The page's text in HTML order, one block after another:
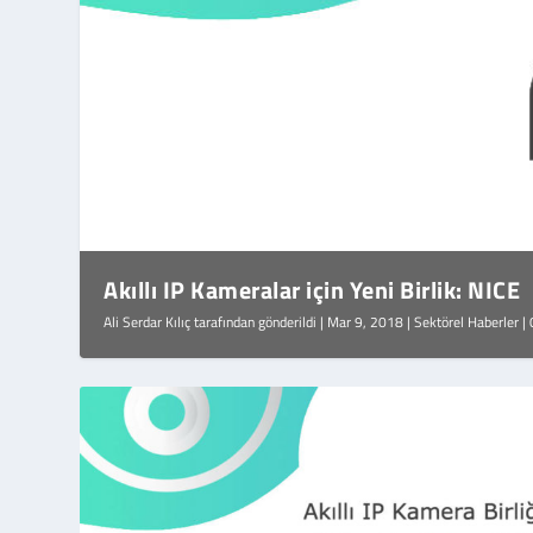
Akıllı IP Kameralar için Yeni Birlik: NICE
Ali Serdar Kılıçtarafından gönderildi | Mar 9, 2018 |Sektörel Haberler |